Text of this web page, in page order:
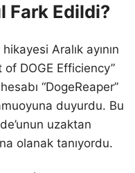
Fark Edildi?
Aralık ayının
of DOGE Efficiency”
“DogeReaper”
duyurdu. Bu
uzaktan
olanak tanıyordu.